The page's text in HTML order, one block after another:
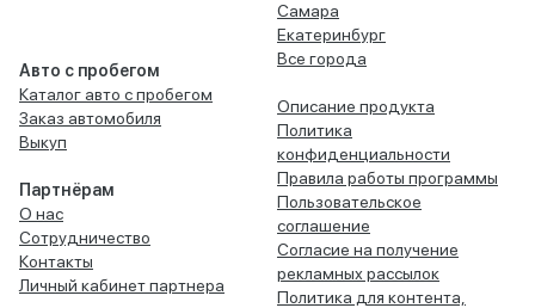
Авто с пробегом
Каталог авто с пробегом
Заказ автомобиля
Выкуп
Партнёрам
О нас
Сотрудничество
Контакты
Личный кабинет партнера
Самара
Екатеринбург
Все города
Описание продукта
Политика
конфиденциальности
Правила работы программы
Пользовательское
соглашение
Согласие на получение
рекламных рассылок
Политика для контента,